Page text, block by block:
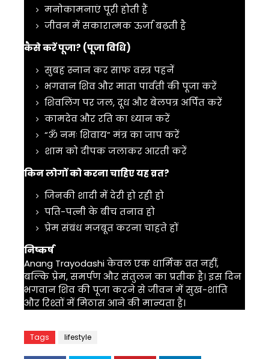
मनोकामनाएं पूरी होती हैं
जीवन में सकारात्मक ऊर्जा बढ़ती है
कैसे करें पूजा? (पूजा विधि)
सुबह स्नान कर साफ वस्त्र पहनें
भगवान शिवऔर माता पार्वती की पूजा करें
शिवलिंग पर जल, दूध और बेलपत्र अर्पित करें
कामदेव और रति का ध्यान करें
“ॐ नमः शिवाय” मंत्र का जाप करें
शाम को दीपक जलाकर आरती करें
किन लोगों को करना चाहिए यह व्रत?
जिनकी शादी में देरी हो रही हो
पति-पत्नी के बीच तनाव हो
प्रेम संबंध मजबूत करना चाहते हों
निष्कर्ष
Anang Trayodashiकेवल एक धार्मिक व्रत नहीं,
बल्कि प्रेम, समर्पण और संतुलन का प्रतीक है। इस दिन
भगवान शिवकी पूजा करने से जीवन में सुख-शांति
और रिश्तों में मिठास आने की मान्यता है।
Tags lifestyle